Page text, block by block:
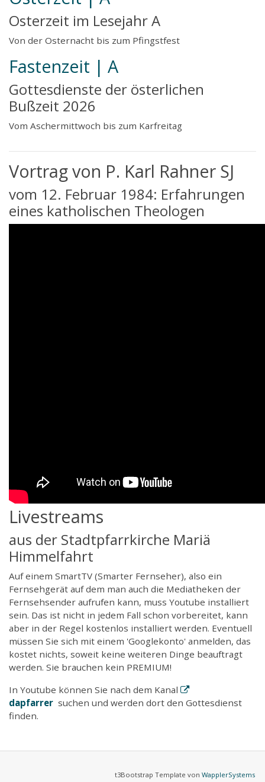
Osterzeit im Lesejahr A
Von der Osternacht bis zum Pfingstfest
Fastenzeit | A
Gottesdienste der österlichen
Bußzeit 2026
Vom Aschermittwoch bis zum Karfreitag
Vortrag von P. Karl Rahner SJ
vom 12. Februar 1984: Erfahrungen
eines katholischen Theologen
Livestreams
aus der Stadtpfarrkirche Mariä
Himmelfahrt
Auf einem SmartTV (Smarter Fernseher), also ein
Fernsehgerät auf dem man auch die Mediatheken der
Fernsehsender aufrufen kann, muss Youtube installiert
sein. Das ist nicht in jedem Fall schon vorbereitet, kann
aber in der Regel kostenlos installiert werden. Eventuell
müssen Sie sich mit einem 'Googlekonto' anmelden, das
kostet nichts, soweit keine weiteren Dinge beauftragt
werden. Sie brauchen kein PREMIUM!
In Youtube können Sie nach dem Kanal
dapfarrer suchen und werden dort den Gottesdienst
finden.
t3Bootstrap Template vonWapplerSystems